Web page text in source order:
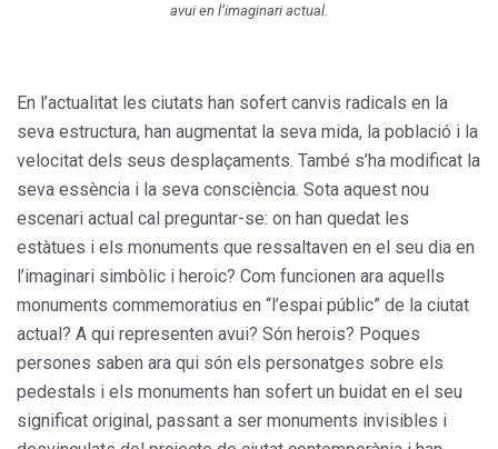
avui en l’imaginari actual.
En l’actualitat les ciutats han sofert canvis radicals en la
seva estructura, han augmentat la seva mida, la població i la
velocitat dels seus desplaçaments. També s’ha modificat la
seva essència i la seva consciència. Sota aquest nou
escenari actual cal preguntar-se: on han quedat les
estàtues i els monuments que ressaltaven en el seu dia en
l’imaginari simbòlic i heroic? Com funcionen ara aquells
monuments commemoratius en “l’espai públic” de la ciutat
actual? A qui representen avui? Són herois? Poques
persones saben ara qui són els personatges sobre els
pedestals i els monuments han sofert un buidat en el seu
significat original, passant a ser monuments invisibles i